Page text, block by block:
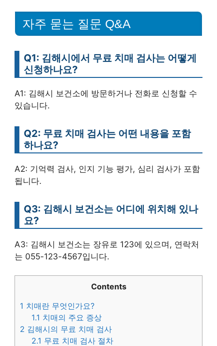
자주 묻는 질문 Q&A
Q1: 김해시에서 무료 치매 검사는 어떻게
신청하나요?
A1: 김해시 보건소에 방문하거나 전화로 신청할 수
있습니다.
Q2: 무료 치매 검사는 어떤 내용을 포함
하나요?
A2: 기억력 검사, 인지 기능 평가, 심리 검사가 포함
됩니다.
Q3: 김해시 보건소는 어디에 위치해 있나
요?
A3: 김해시 보건소는 장유로 123에 있으며, 연락처
는 055-123-4567입니다.
Contents
1 치매란 무엇인가요?
1.1 치매의 주요 증상
2 김해시의 무료 치매 검사
2.1 무료 치매 검사 절차